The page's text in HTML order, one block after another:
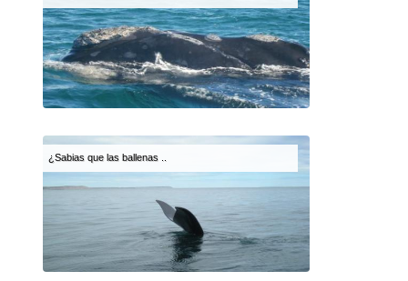
¿Sabias que las ballenas ..